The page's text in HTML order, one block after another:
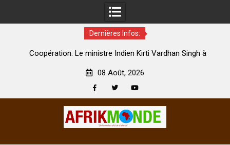
Dernières Infos:
Coopération: Le ministre Indien Kirti Vardhan Singh à
08 Août, 2026